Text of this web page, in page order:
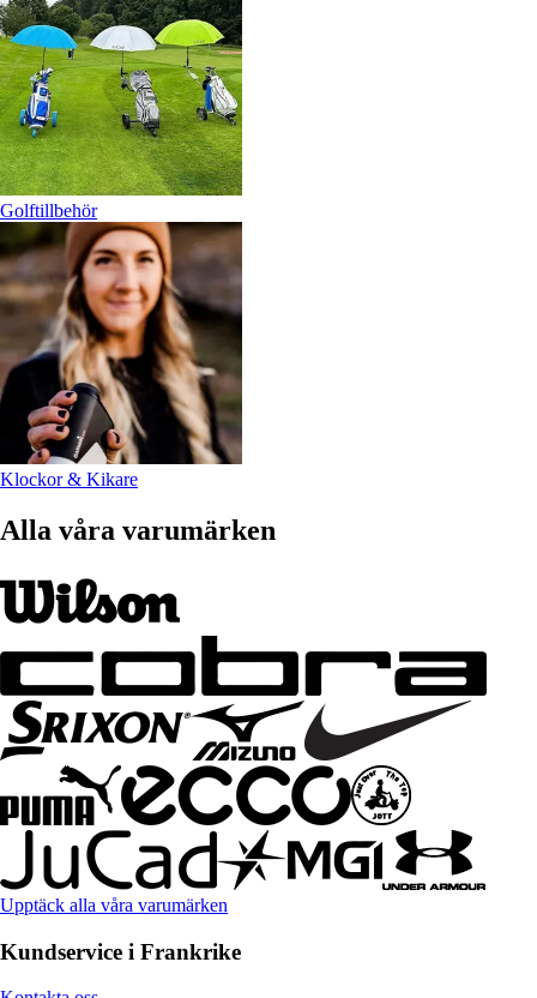
Golftillbehör
Klockor & Kikare
Alla våra varumärken
Upptäck alla våra varumärken
Kundservice i Frankrike